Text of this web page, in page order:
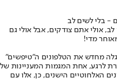
אולי אתם צודקים, אבל אולי גם
מדי!
מגלה מחדש את הטלפונים ה"טיפשים"
לרגע, אחת המגמות המעניינות של
האלחוטיים הישנים, כן, אלו עם